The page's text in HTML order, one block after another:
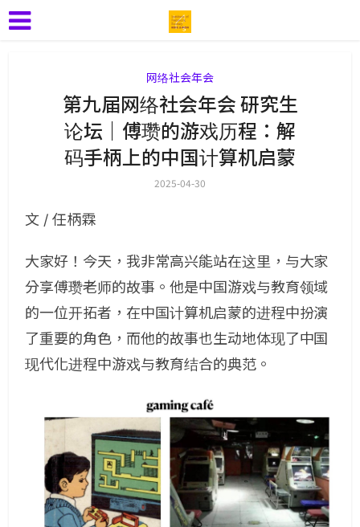
网络社会年会
第九届网络社会年会 研究生
论坛｜傅瓒的游戏历程：解
码手柄上的中国计算机启蒙
2025-04-30
文 / 任柄霖
大家好！今天，我非常高兴能站在这里，与大家
分享傅瓒老师的故事。他是中国游戏与教育领域
的一位开拓者，在中国计算机启蒙的进程中扮演
了重要的角色，而他的故事也生动地体现了中国
现代化进程中游戏与教育结合的典范。